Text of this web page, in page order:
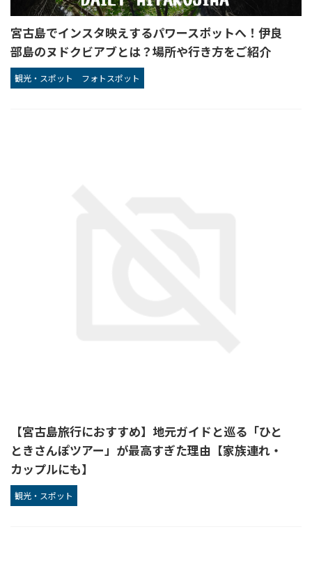
宮古島でインスタ映えするパワースポットへ！伊良
部島のヌドクビアブとは？場所や行き方をご紹介
観光・スポット フォトスポット
【宮古島旅行におすすめ】地元ガイドと巡る「ひと
ときさんぽツアー」が最高すぎた理由【家族連れ・
カップルにも】
観光・スポット